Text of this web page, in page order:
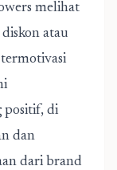
melihat
atau
positif, di
dan
dari brand